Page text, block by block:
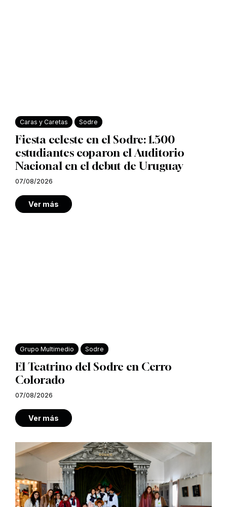
Caras y Caretas Sodre
Fiesta celeste en el Sodre: 1.500
estudiantes coparon el Auditorio
Nacional en el debut de Uruguay
07/08/2026
Ver más
Grupo Multimedio Sodre
El Teatrino del Sodre en Cerro
Colorado
07/08/2026
Ver más